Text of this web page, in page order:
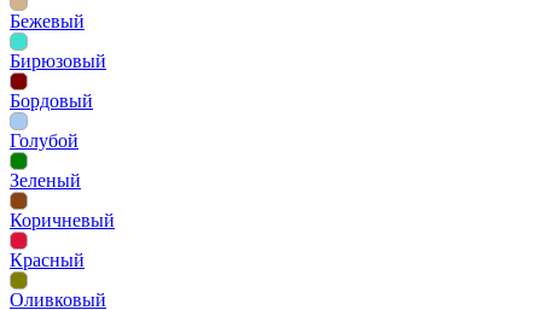
Бежевый
Бирюзовый
Бордовый
Голубой
Зеленый
Коричневый
Красный
Оливковый